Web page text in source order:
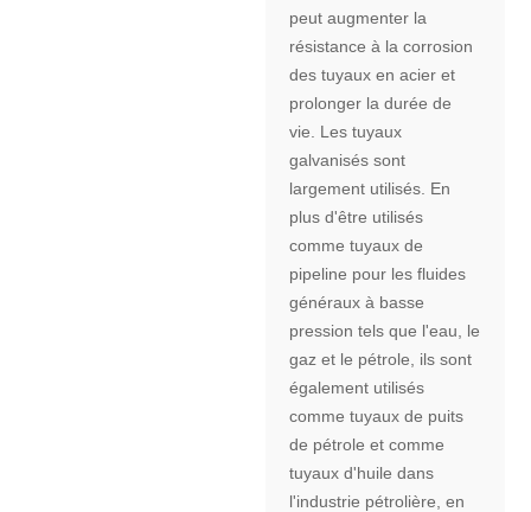
peut augmenter la
résistance à la corrosion
des tuyaux en acier et
prolonger la durée de
vie. Les tuyaux
galvanisés sont
largement utilisés. En
plus d'être utilisés
comme tuyaux de
pipeline pour les fluides
généraux à basse
pression tels que l'eau, le
gaz et le pétrole, ils sont
également utilisés
comme tuyaux de puits
de pétrole et comme
tuyaux d'huile dans
l'industrie pétrolière, en